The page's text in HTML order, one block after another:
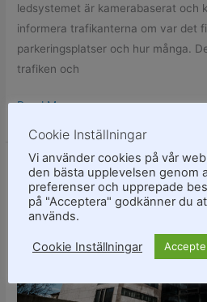
ledsystemet är kamerabaserat och
informera trafikanterna om var det
parkeringsplatser och hur många.
trafiken och
Read More »
Ny
belysning
universitets
på
Cookie Inställningar
Vi använder cookies på vår
den bästa upplevelsen genom
preferenser och upprepade
på "Acceptera" godkänner du
används.
Cookie Inställningar